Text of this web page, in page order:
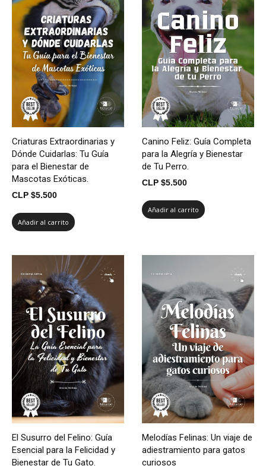
Criaturas Extraordinarias y
Dónde Cuidarlas: Tu Guía
para el Bienestar de
Mascotas Exóticas.
CLP $5.500
Añadir al carrito
Canino Feliz: Guía Completa
para la Alegría y Bienestar
de Tu Perro.
CLP $5.500
Añadir al carrito
El Susurro del Felino: Guía
Esencial para la Felicidad y
Bienestar de Tu Gato.
Melodías Felinas: Un viaje de
adiestramiento para gatos
curiosos